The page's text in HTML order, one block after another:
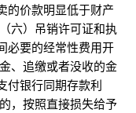
的价款明显低于财产
）吊销许可证和执
必要的经常性费用开
追缴或者没收的金
付银行同期存款利
按照直接损失给予